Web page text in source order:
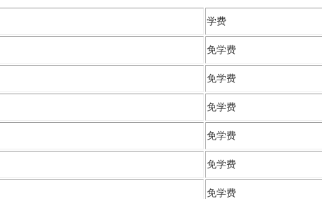
学费
免学费
免学费
免学费
免学费
免学费
免学费